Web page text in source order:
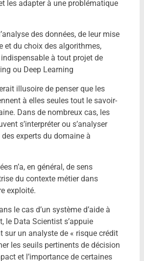
les adapter à une problématique
des données, de leur mise
et du choix des algorithmes,
à tout projet de
ou Deep Learning
illusoire de penser que les
à elles seules tout le savoir-
Dans de nombreux cas, les
s’interpréter ou s’analyser
des experts du domaine à
n’a, en général, de sens
du contexte métier dans
exploité.
le cas d’un système d’aide à
le Data Scientist s’appuie
sur un analyste de « risque crédit
les seuils pertinents de décision
et l’importance de certaines